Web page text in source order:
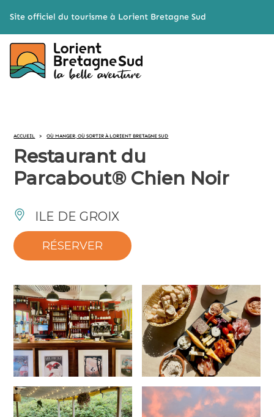
Site officiel du tourisme à Lorient Bretagne Sud
ACCUEIL > OÙ MANGER, OÙ SORTIR À LORIENT BRETAGNE SUD
Restaurant du
Parcabout® Chien Noir
ILE DE GROIX
RÉSERVER